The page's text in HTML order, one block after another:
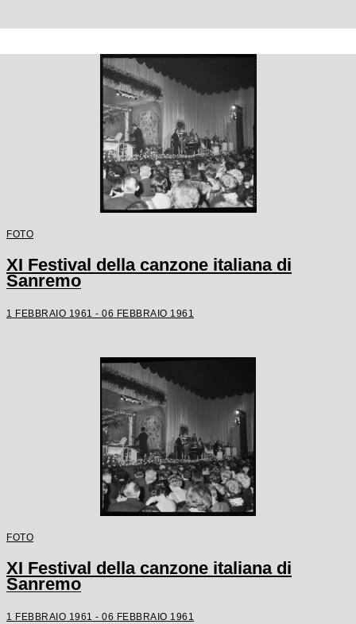
FOTO
XI Festival della canzone italiana di
Sanremo
1 FEBBRAIO 1961 - 06 FEBBRAIO 1961
FOTO
XI Festival della canzone italiana di
Sanremo
1 FEBBRAIO 1961 - 06 FEBBRAIO 1961